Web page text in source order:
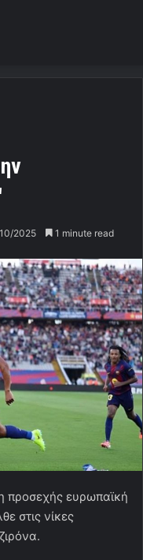
2025 1 minute read
προσεχής ευρωπαϊκή
στις νίκες